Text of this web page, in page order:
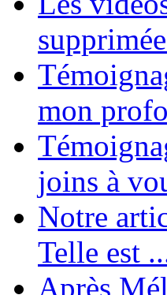
mon
joins à
Notre
Telle est
Après